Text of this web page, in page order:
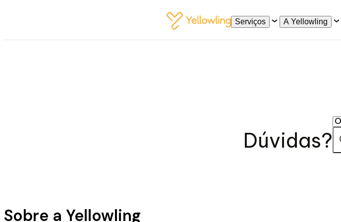
Serviços A Yellowling
Dúvidas?
Sobre a Yellowling